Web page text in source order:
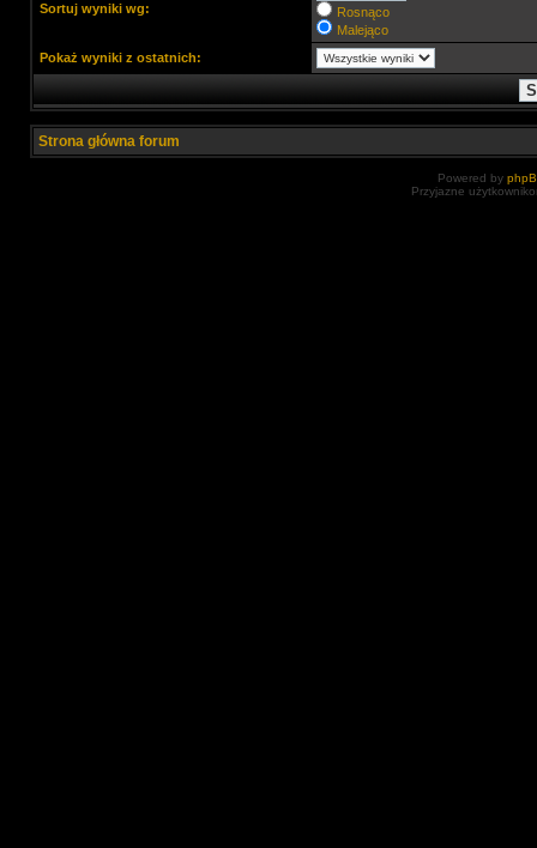
Sortuj wyniki wg:
Rosnąco
Malejąco
Pokaż wyniki z ostatnich:
Strona główna forum
Powered by
Przyjazne